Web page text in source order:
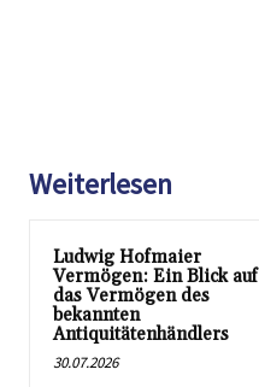
Weiterlesen
Ludwig Hofmaier
Vermögen: Ein Blick auf
das Vermögen des
bekannten
Antiquitätenhändlers
30.07.2026